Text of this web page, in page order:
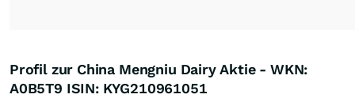
Profil zur China Mengniu Dairy Aktie - WKN:
A0B5T9 ISIN: KYG210961051